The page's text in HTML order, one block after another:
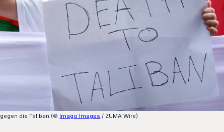
die Taliban (© Imago Images / ZUMA Wire)